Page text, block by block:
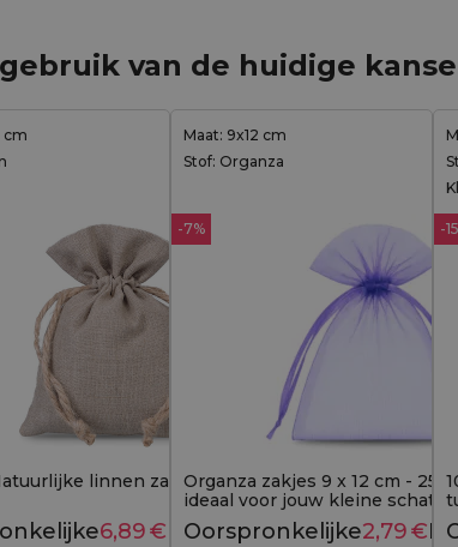
van de huidige
cm
linnen zakjes 12 x 15 cm
8,19 €
6,89€ Huidige
Maat: 9x12 cm
Stof: Organza
-7%
Organza zakjes 9 x 12 cm - 25
ideaal voor jouw kleine
accessoires
Oorspronkelijke2,79€
-